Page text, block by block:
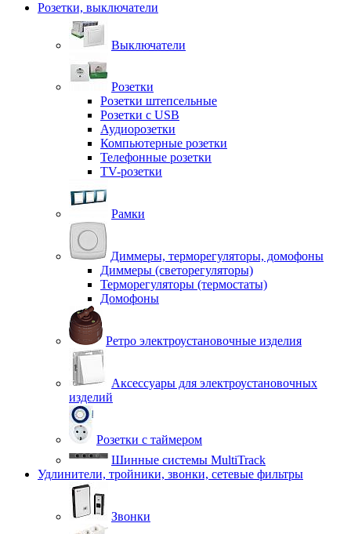
Розетки, выключатели
Выключатели
Розетки
Розетки штепсельные
Розетки с USB
Аудиорозетки
Компьютерные розетки
Телефонные розетки
TV-розетки
Рамки
Диммеры, терморегуляторы, домофоны
Диммеры (светорегуляторы)
Терморегуляторы (термостаты)
Домофоны
Ретро электроустановочные изделия
Аксессуары для электроустановочных
изделий
Розетки с таймером
Шинные системы MultiTrack
Удлинители, тройники, звонки, сетевые фильтры
Звонки